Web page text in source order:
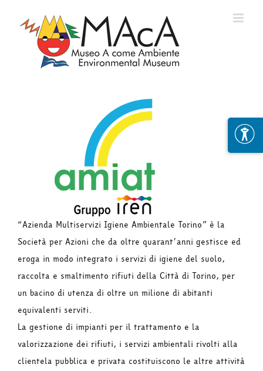
“Azienda Multiservizi Igiene Ambientale Torino” è la
Società per Azioni che da oltre quarant’anni gestisce ed
eroga in modo integrato i servizi di igiene del suolo,
raccolta e smaltimento rifiuti della Città di Torino, per
un bacino di utenza di oltre un milione di abitanti
equivalenti serviti.
La gestione di impianti per il trattamento e la
valorizzazione dei rifiuti, i servizi ambientali rivolti alla
clientela pubblica e privata costituiscono le altre attività